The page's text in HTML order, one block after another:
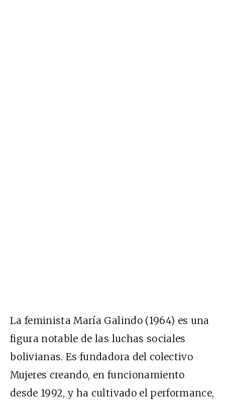
La feminista María Galindo (1964) es una
figura notable de las luchas sociales
bolivianas. Es fundadora del colectivo
Mujeres creando, en funcionamiento
desde 1992, y ha cultivado el performance,